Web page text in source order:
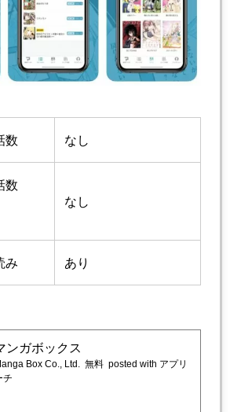
数 なし
数
なし
み あり
ンガボックス
Box Co., Ltd. 無料 posted with アプリ
チ